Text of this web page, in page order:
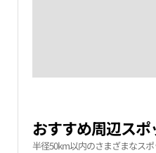
おすすめ周辺スポ
半径50km以内のさまざまなス